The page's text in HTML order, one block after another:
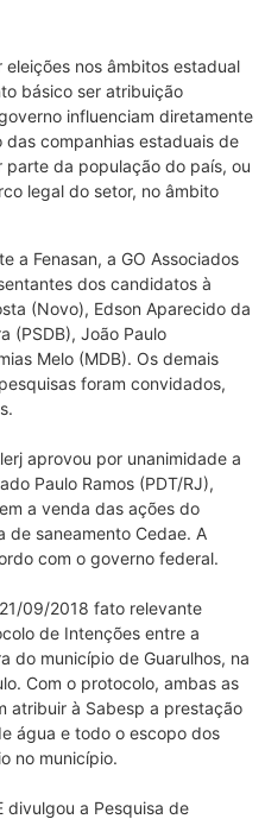
nos âmbitos estadual
básico ser atribuição
influenciam diretamente
companhias estaduais de
parte da população do país, ou
legal do setor, no âmbito
a Fenasan, a GO Associados
dos candidatos à
(Novo), Edson Aparecido da
(PSDB), João Paulo
Melo (MDB). Os demais
foram convidados,
aprovou por unanimidade a
Paulo Ramos (PDT/RJ),
a venda das ações do
de saneamento Cedae. A
com o governo federal.
09/2018 fato relevante
de Intenções entre a
do município de Guarulhos, na
Com o protocolo, ambas as
atribuir à Sabesp a prestação
água e todo o escopo dos
no município.
divulgou a Pesquisa de